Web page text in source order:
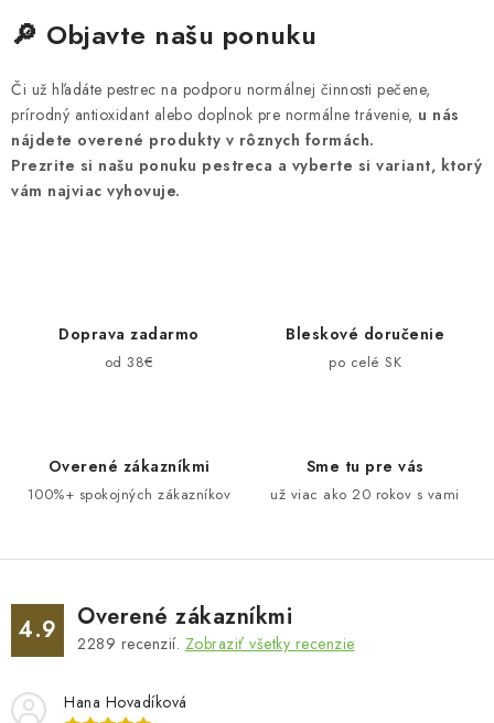
🔎 Objavte našu ponuku
Či už hľadáte pestrec na podporu normálnej činnosti pečene,
prírodný antioxidant alebo doplnok pre normálne trávenie, u nás
nájdete overené produkty v rôznych formách.
Prezrite si našu ponuku pestreca a vyberte si variant, ktorý
vám najviac vyhovuje.
Doprava zadarmo
od 38€
Bleskové doručenie
po celé SK
Overené zákazníkmi
100%+ spokojných zákazníkov
Sme tu pre vás
už viac ako 20 rokov s vami
4.9 Overené zákazníkmi
2289 recenzií. Zobraziť všetky recenzie
Hana Hovadíková